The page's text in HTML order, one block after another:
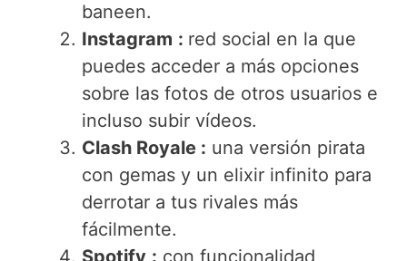
baneen.
Instagram : red social en la que
puedes acceder a más opciones
sobre las fotos de otros usuarios e
incluso subir vídeos.
Clash Royale : una versión pirata
con gemas y un elixir infinito para
derrotar a tus rivales más
fácilmente.
Spotify : con funcionalidad